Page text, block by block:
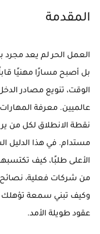
المقدمة
العمل الحر لم يعد مجرد
بل أصبح مسارًا مهنيًا
الوقت، تنويع مصادر
عالميين. معرفة
نقطة الانطلاق لكل من
مستدام. في هذا
الأعلى طلبًا، كيف
من شركات فعلية، نصائح
وكيف تبني سمعة
عقود طويلة الأمد.